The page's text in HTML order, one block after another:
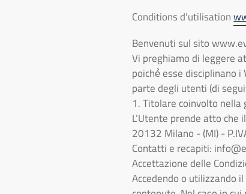
Conditions d'utilisation
Benvenuti sul sito
Vi preghiamo di leggere
poiché́ esse disciplinano
parte degli utenti (di
1. Titolare coinvolto
L’Utente prende atto che
20132 Milano - (MI) -
Contatti e recapiti:
Accettazione delle
Accedendo o utilizzando